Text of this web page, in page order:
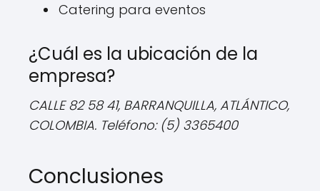
Catering para eventos
¿Cuál es la ubicación de la
empresa?
CALLE 82 58 41, BARRANQUILLA, ATLÁNTICO,
COLOMBIA. Teléfono: (5) 3365400
Conclusiones